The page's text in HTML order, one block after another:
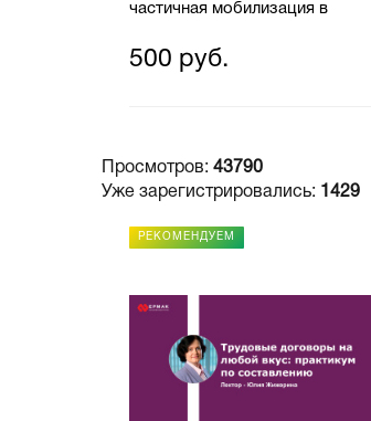
частичная мобилизация в
500 руб.
Просмотров: 43790
Уже зарегистрировались:
1429
РЕКОМЕНДУЕМ